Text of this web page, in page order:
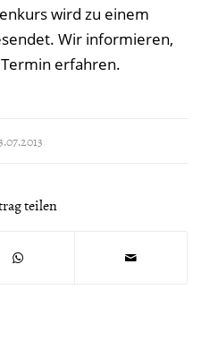
wird zu einem
Wir informieren,
erfahren.
teilen